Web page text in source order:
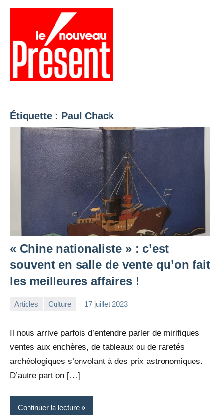
Aller
Étiquette : Paul Chack
« Chine nationaliste » : c’est
souvent en salle de vente qu’on fait
les meilleures affaires !
Articles Culture 17 juillet 2023
Il nous arrive parfois d’entendre parler de mirifiques
ventes aux enchères, de tableaux ou de raretés
archéologiques s’envolant à des prix astronomiques.
D’autre part on […]
Continuer la lecture